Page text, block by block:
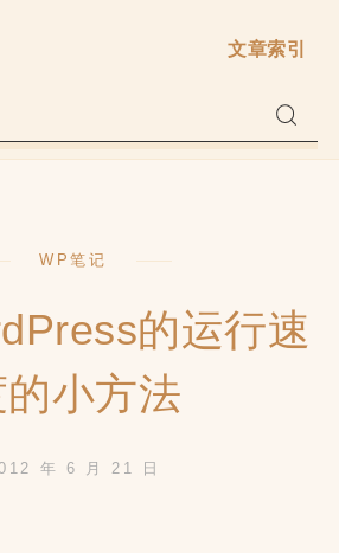
文章索引
WP笔记
的运行速
的小方法
年 6 月 21 日